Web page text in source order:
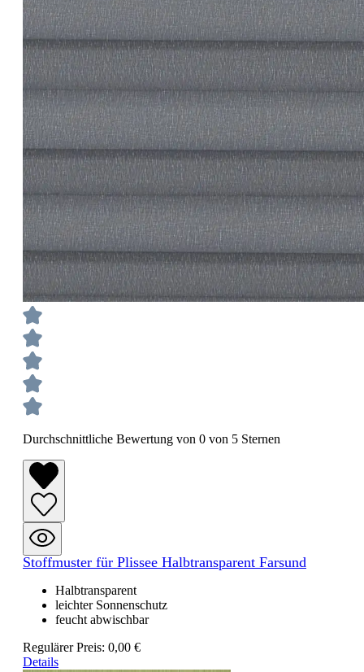
Durchschnittliche Bewertung von 0 von 5 Sternen
Stoffmuster für Plissee Halbtransparent Farsund
Halbtransparent
leichter Sonnenschutz
feucht abwischbar
Regulärer Preis: 0,00 €
Details